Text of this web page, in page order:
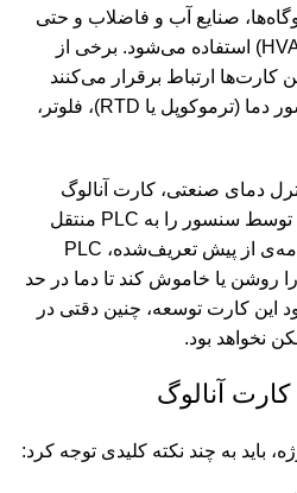
صنایع آب و فاضلاب و حتی
سیستم‌های تهویه مطبوع (HVAC) استفاده می‌شود. برخی از
کارت‌ها ارتباط برقرار می‌کنند
شامل ترانسمیتر فشار، سنسور دما (ترموکوپل یا RTD)، فلوتر،
دمای صنعتی، کارت آنالوگ
مقدار دمای اندازه‌گیری شده توسط سنسور را به PLC منتقل
می‌کند. سپس، بر اساس برنامه‌ی از پیش تعریف‌شده، PLC
روشن یا خاموش کند تا دما در حد
این کارت توسعه، چنین دقتی در
نخواهد بود.
آنالوگ
باید به چند نکته کلیدی توجه کرد: